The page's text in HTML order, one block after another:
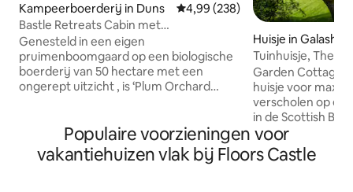
Kampeerboerderij in Duns Gemiddelde beoordeling van
4,99 (238)
Bastle Retreats Cabin met
houtgestookte hottub
Genesteld in een eigen
pruimenboomgaard op een biologische
boerderij van 50 hectare met een
ongerept uitzicht , is ‘Plum Orchard
Met uitzicht over weelderige groene
velden kunnen gasten genieten van de
prachtige zonsopgang en
Huisje in
Tuinhuisje, The
Garden Cottage
huisje voor
verscholen op
in de Scottish
een ommuurde
de Tweed, is het
wandelaars,
Populaire voorzieningen voor
vakantiehuizen vlak bij Floors Castle